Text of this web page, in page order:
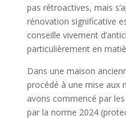
pas rétroactives, mais
rénovation significative
conseille vivement
particulièrement en
Dans une maison
procédé à une mise aux
avons commencé par
par la norme 2024